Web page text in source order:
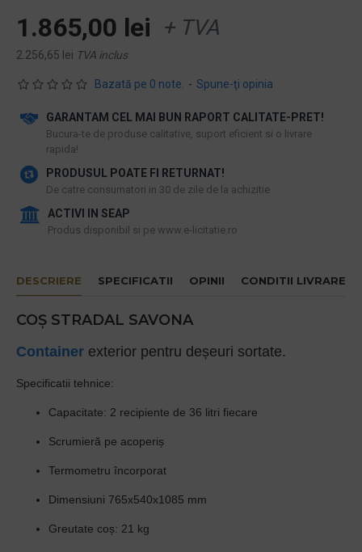
Bazată pe 0 note. - Spune-ţi opinia
1.865,00 lei + TVA
2.256,65 lei TVA inclus
GARANTAM CEL MAI BUN RAPORT CALITATE-PRET!
​Bucura-te de produse calitative, suport eficient si o livrare
rapida!
PRODUSUL POATE FI RETURNAT!
De catre consumatori in 30 de zile de la achizitie
ACTIVI IN SEAP
Produs disponibil si pe www.e-licitatie.ro
DESCRIERE SPECIFICATII OPINII CONDITII LIVRARE
COȘ STRADAL SAVONA
Container exterior pentru deșeuri sortate.
Specificatii tehnice:
Capacitate: 2 recipiente de 36 litri fiecare
Scrumieră pe acoperiș
Termometru încorporat
Dimensiuni 765x540x1085 mm
Greutate coș: 21 kg